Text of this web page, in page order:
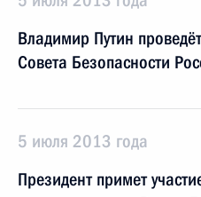
Владимир Путин
Совета Безопасности
5 июля 2013 года
Президент примет